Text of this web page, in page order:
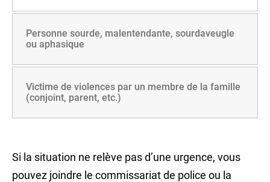
Personne sourde, malentendante, sourdaveugle
ou aphasique
Victime de violences par un membre de la famille
(conjoint, parent, etc.)
Si la situation ne relève pas d’une urgence, vous
pouvez joindre le commissariat de police ou la